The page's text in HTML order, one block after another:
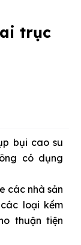
trục
bụi cao su
có dụng
các nhà sản
loại kềm
thuận tiện